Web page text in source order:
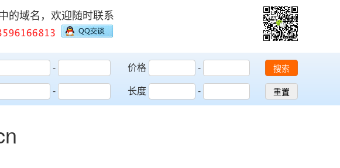
的域名，欢迎随时联系
-
-
价格
-
长度
-
搜索
重置